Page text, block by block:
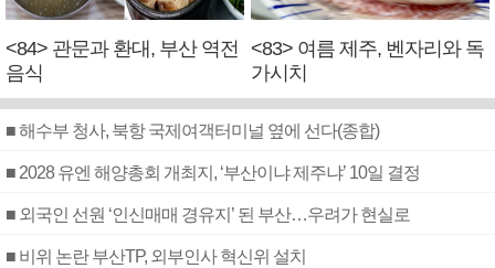
<84> 관문과 환대, 부산 역전
음식
<83> 여름 제주, 벤자리와 독
가시치
■ 해수부 청사, 북항 국제여객터미널 옆에 선다(종합)
■ 2028 유엔 해양총회 개최지, ‘부산이냐 제주냐’ 10일 결정
■ 외국인 선원 ‘인신매매 경유지’ 된 부산…우려가 현실로
■ 비위 논란 부산TP, 외부인사 혁신위 설치